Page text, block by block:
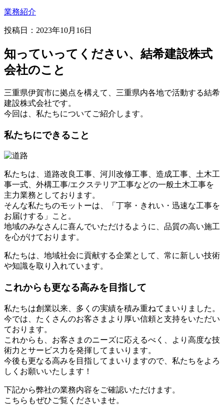
業務紹介
投稿日：2023年10月16日
知っていってください、結希建設株式
会社のこと
三重県伊賀市に拠点を構えて、三重県内各地で活動する結希
建設株式会社です。
今回は、私たちについてご紹介します。
私たちにできること
私たちは、道路改良工事、河川改修工事、造成工事、土木工
事一式、外構工事/エクステリア工事などの一般土木工事を
主力業務としております。
そんな私たちのモットーは、「丁寧・きれい・迅速な工事を
お届けする」こと。
地域のみなさんに喜んでいただけるように、品質の高い施工
を心がけております。
私たちは、地域社会に貢献する企業として、常に新しい技術
や知識を取り入れています。
これからも更なる高みを目指して
私たちは創業以来、多くの実績を積み重ねてまいりました。
今では、たくさんのお客さまより厚い信頼と支持をいただい
ております。
これからも、お客さまのニーズに応えるべく、より高度な技
術力とサービス力を発揮してまいります。
今後も更なる高みを目指してまいりますので、私たちをよろ
しくお願いいたします！
下記から弊社の業務内容をご確認いただけます。
こちらもぜひご覧くださいませ。